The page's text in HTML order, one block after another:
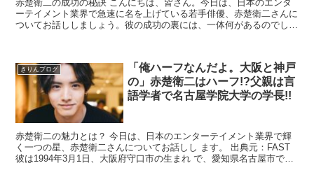
赤楚衛二の成功の秘訣 こんにちは、皆さん。今日は、日本のエンタ
ーテイメント業界で急速に名を上げている若手俳優、赤楚衛二さんに
ついてお話ししましょう。彼の成功の裏には、一体何があるのでしょ
きりんブログ
「俺ハーフなんだよ。大阪と神戸
の」赤楚衛二はハーフ!?父親は言
語学者で名古屋学院大学の学長!!
赤楚衛二の魅力とは？ 今日は、日本のエンターテイメント業界で輝
く一つの星、赤楚衛二さんについてお話しし ます。 出典元：FAST
彼は1994年3月1日、大阪府守口市の生まれ で、愛知県名古屋市で育